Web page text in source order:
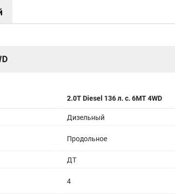
2.0T Diesel 136 л. с. 6MT 4WD
Дизельный
Продольное
ДТ
4